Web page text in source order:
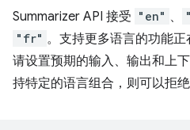
Summarizer API 接受 "en" 、
"fr" 。支持更多语言的功能正
请设置预期的输入、输出和上
持特定的语言组合，则可以拒绝